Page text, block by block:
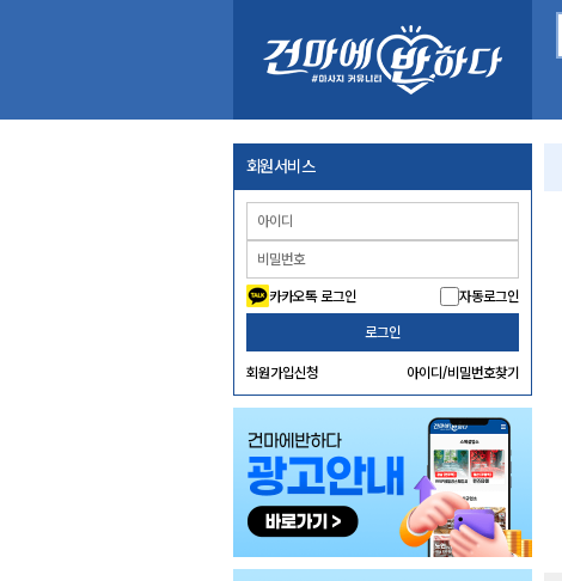
회원서비스
카카오톡 로그인 자동로그인
로그인
회원가입신청 아이디/비밀번호찾기